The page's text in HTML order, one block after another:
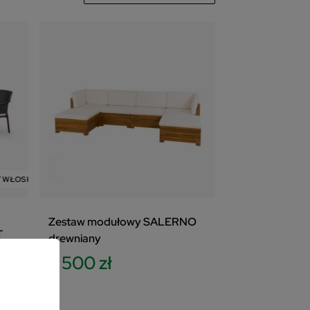
Zestaw modułowy SALERNO
drewniany
2 500 zł